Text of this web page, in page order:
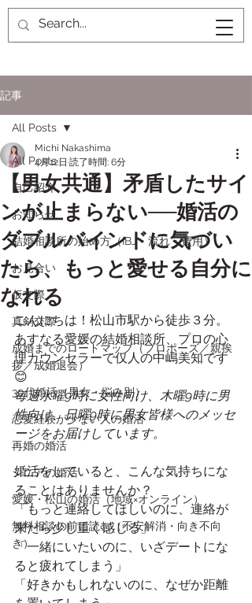
記事
All Posts
自己紹介
お知らせ
結婚相談所の始め方（IBJ・流れ・費用）
お見合い
仮交際
真剣交際
成婚までのロードマップ（プロポーズ／親挨
拶／成婚退会）
30代婚活（男女・悩み別）
恋愛経験が少ない人の婚活
再婚の婚活
シニアの婚活
愛媛・松山の婚活（地域×オンライン）
無料相談の前に読む（不安解消・向き不向
き）
All Posts
【男女共通】矛盾したサイ
ンが止まらない──婚活の
ダブルバインドに気づい
たら、もっと愛せる自分に
なれる
Michi Nakashima
4月12日 読了時間: 6分
こんにちは！松山市駅から徒歩３分。
あすなる愛媛の結婚相談所、プロの心
理カウンセラーで仅人の中嶋美知です
😊
毎週水曜9時に女性向け、木曜9時に男
性向け、日曜9時に男女皆様へのメッセ
ージをお届けしています。
婚活をしていると、こんな気持ちにな
ることはありませんか？
「もっと連絡してほしいのに、連絡が
来たら少し重く感じる」
「一緒にいたいのに、いざデートにな
ると疲れてしまう」
「好きかもしれないのに、なぜか距離